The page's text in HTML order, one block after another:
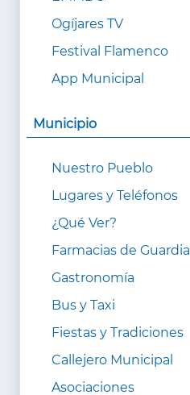
Ogíjares TV
Festival Flamenco
App Municipal
Municipio
Nuestro Pueblo
Lugares y Teléfonos
¿Qué Ver?
Farmacias de Guardia
Gastronomía
Bus y Taxi
Fiestas y Tradiciones
Callejero Municipal
Asociaciones